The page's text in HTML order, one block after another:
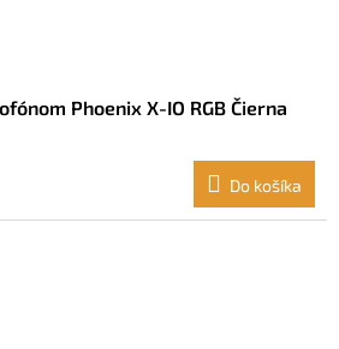
Phoenix X-IO RGB Čierna
Do košíka